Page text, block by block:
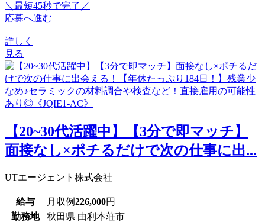
＼最短45秒で完了／
応募へ進む
詳しく
見る
【20~30代活躍中】【3分で即マッチ】
面接なし×ポチるだけで次の仕事に出...
UTエージェント株式会社
給与 月収例226,000円
勤務地
秋田県 由利本荘市